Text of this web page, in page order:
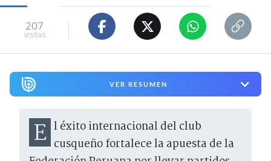
207
visitas
VER RESUMEN
El éxito internacional del club cusqueño fortalece la apuesta de la